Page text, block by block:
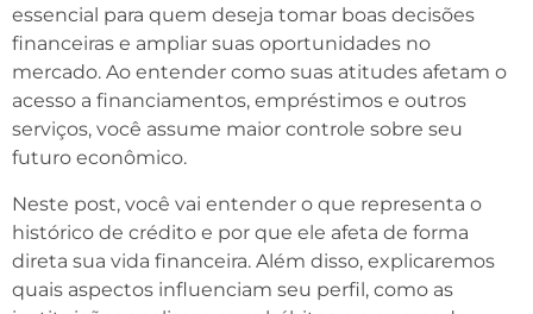
essencial para quem deseja tomar boas decisões
financeiras e ampliar suas oportunidades no
mercado. Ao entender como suas atitudes afetam o
acesso a financiamentos, empréstimos e outros
serviços, você assume maior controle sobre seu
futuro econômico.
Neste post, você vai entender o que representa o
histórico de crédito e por que ele afeta de forma
direta sua vida financeira. Além disso, explicaremos
quais aspectos influenciam seu perfil, como as